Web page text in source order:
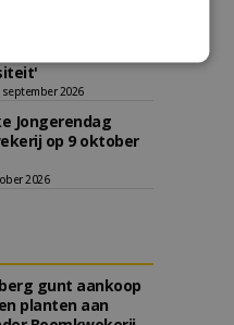
2026
Jongerendag
op 9 oktober
2026
gunt aankoop
planten aan